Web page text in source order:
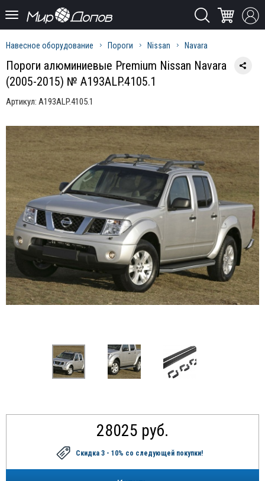
Навесное оборудование Пороги Nissan Navara
Пороги алюминиевые Premium Nissan Navara
(2005-2015) № A193ALP.4105.1
Артикул: A193ALP.4105.1
28025 руб.
Скидка 3 - 10% со следующей покупки!